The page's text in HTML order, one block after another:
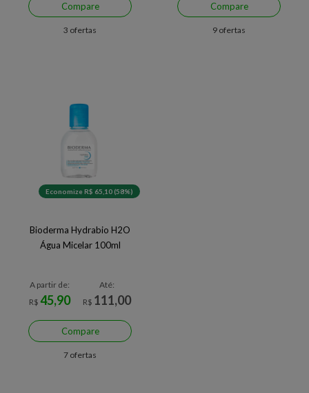
Compare
3 ofertas
Compare
9 ofertas
Economize R$ 65,10 (58%)
Bioderma Hydrabio H2O
Água Micelar 100ml
A partir de:
R$ 45,90
Até:
R$ 111,00
Compare
7 ofertas